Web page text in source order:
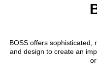
BOSS offers sophisticated,
and design to create an